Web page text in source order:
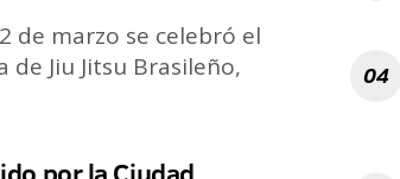
de marzo se celebró el
de Jiu Jitsu Brasileño,